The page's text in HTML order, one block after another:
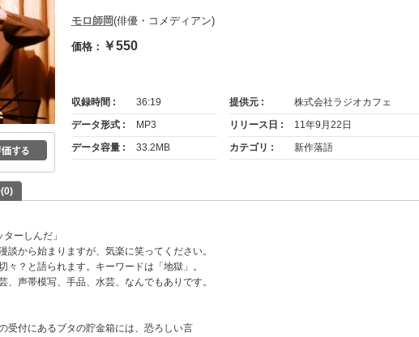
モロ師岡(俳優・コメディアン)
価格： ￥550
収録時間 :
36:19
データ形式 :
MP3
データ容量 :
33.2MB
提供元 :
株式会社ラジオカフェ
リリース日 :
11年9月22日
カテゴリ :
新作落語
ーしんだ」
談から始まりますが、気楽に笑ってください。
々？と語られます。キーワードは「地獄」。
、声帯模写、手品、水芸、なんでもありです。
受付にあるブタの貯金箱には、恐ろしい言